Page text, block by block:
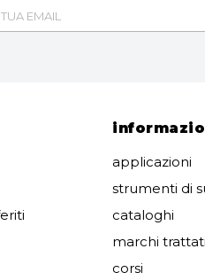
applicazioni
strumenti di
cataloghi
marchi trattati
corsi